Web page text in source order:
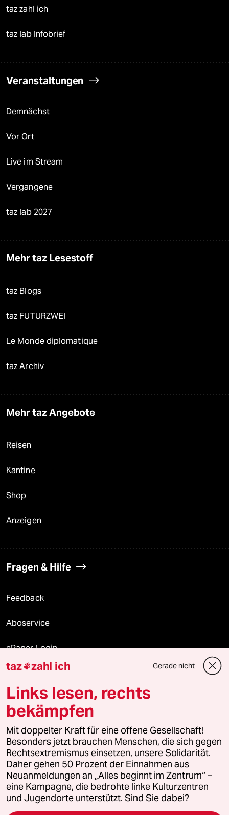
taz zahl ich
taz lab Infobrief
Veranstaltungen
Demnächst
Vor Ort
Live im Stream
Vergangene
taz lab 2027
Mehr taz Lesestoff
taz Blogs
taz FUTURZWEI
Le Monde diplomatique
taz Archiv
Mehr taz Angebote
Reisen
Kantine
Shop
Anzeigen
Fragen & Hilfe
Feedback
Aboservice
ePaper Login
Downloads für Abonnierende
© 2026 taz Verlags und Vertriebs GmbH
Alle Rechte vorbehalten. Bei rechtlichen Fragen oder für Genehmigungen
wenden Sie sich bitte an
lizenzen@taz.de
Feedback Redaktionsstatut Kommune-Richtlinien
Leitlinie Informant Datenschutz Impressum AGB
taz zahl ich Gerade nicht
Links lesen, rechts
bekämpfen
Mit doppelter Kraft für eine offene Gesellschaft!
Besonders jetzt brauchen Menschen, die sich gegen
Rechtsextremismus einsetzen, unsere Solidarität.
Daher gehen 50 Prozent der Einnahmen aus
Neuanmeldungen an „Alles beginnt im Zentrum“ –
eine Kampagne, die bedrohte linke Kulturzentren
und Jugendorte unterstützt. Sind Sie dabei?